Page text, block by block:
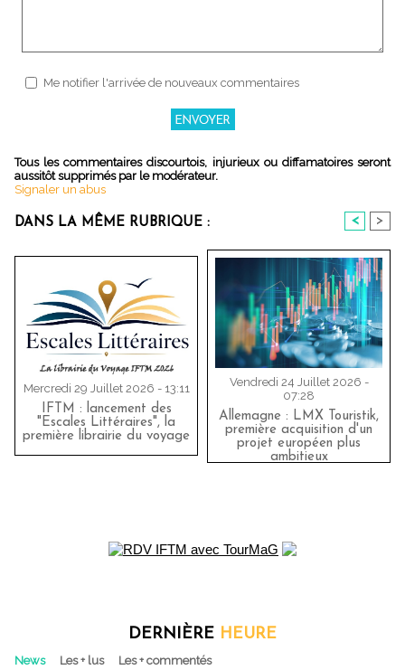
Me notifier l'arrivée de nouveaux commentaires
Tous les commentaires discourtois, injurieux ou diffamatoires seront
aussitôt supprimés par le modérateur.
Signaler un abus
DANS LA MÊME RUBRIQUE : < >
Mercredi 29 Juillet 2026 - 13:11
IFTM : lancement des
"Escales Littéraires", la
première librairie du voyage
Vendredi 24 Juillet 2026 -
07:28
Allemagne : LMX Touristik,
première acquisition d'un
projet européen plus
ambitieux
DERNIÈRE HEURE
News Les + lus Les + commentés